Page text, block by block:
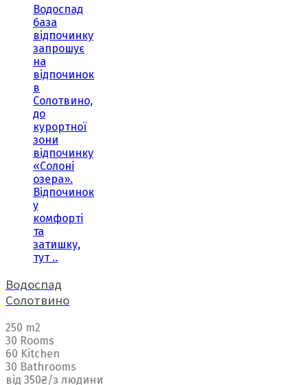
Водоспад
база
відпочинку
запрошує
на
відпочинок
в
Солотвино,
до
курортної
зони
відпочинку
«Солоні
озера».
Відпочинок
у
комфорті
та
затишку,
тут ..
Водоспад
Солотвино
250 m2
30 Rooms
60 Kitchen
30 Bathrooms
від 350₴/з людини